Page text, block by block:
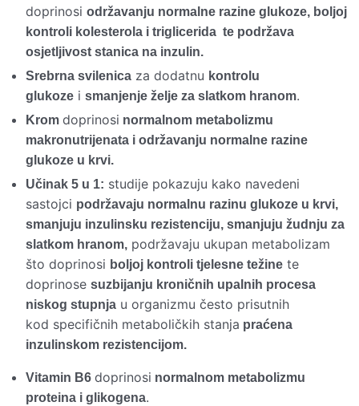
doprinosi održavanju normalne razine glukoze, boljoj
kontroli kolesterola i triglicerida te podržava
osjetljivost stanica na inzulin.
Srebrna svilenica za dodatnu kontrolu
glukoze i smanjenje želje za slatkom hranom.
Krom doprinosi normalnom metabolizmu
makronutrijenata i održavanju normalne razine
glukoze u krvi.
Učinak 5 u 1: studije pokazuju kako navedeni
sastojci podržavaju normalnu razinu glukoze u krvi,
smanjuju inzulinsku rezistenciju, smanjuju žudnju za
slatkom hranom, podržavaju ukupan metabolizam
što doprinosi boljoj kontroli tjelesne težine te
doprinose suzbijanju kroničnih upalnih procesa
niskog stupnja u organizmu često prisutnih
kod specifičnih metaboličkih stanja praćena
inzulinskom rezistencijom.
Vitamin B6 doprinosi normalnom metabolizmu
proteina i glikogena.